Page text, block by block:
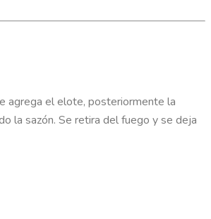
agrega el elote, posteriormente la
la sazón. Se retira del fuego y se deja